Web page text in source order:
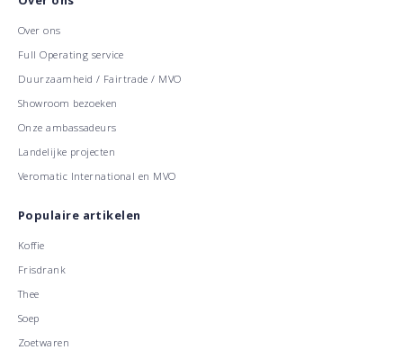
Over ons
Full Operating service
Duurzaamheid / Fairtrade / MVO
Showroom bezoeken
Onze ambassadeurs
Landelijke projecten
Veromatic International en MVO
Populaire artikelen
Koffie
Frisdrank
Thee
Soep
Zoetwaren